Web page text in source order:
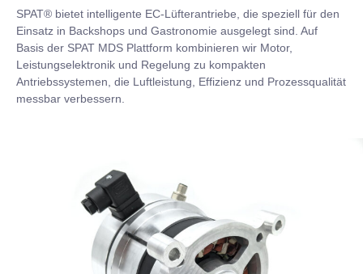
SPAT® bietet intelligente EC-Lüfterantriebe, die speziell für den
Einsatz in Backshops und Gastronomie ausgelegt sind. Auf
Basis der SPAT MDS Plattform kombinieren wir Motor,
Leistungselektronik und Regelung zu kompakten
Antriebssystemen, die Luftleistung, Effizienz und Prozessqualität
messbar verbessern.